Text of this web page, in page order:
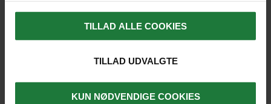
TILLAD ALLE COOKIES
TILLAD UDVALGTE
KUN NØDVENDIGE COOKIES
SANDWICH HARBOUR
Udflugt til Sandwich Harbour